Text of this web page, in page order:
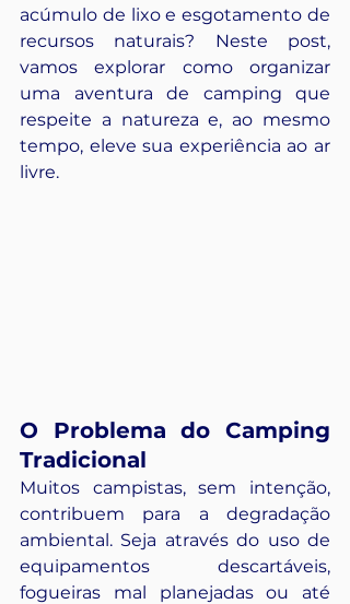
acúmulo de lixo e esgotamento de
recursos naturais? Neste post,
vamos explorar como organizar
uma aventura de camping que
respeite a natureza e, ao mesmo
tempo, eleve sua experiência ao ar
livre.
O Problema do Camping
Tradicional
Muitos campistas, sem intenção,
contribuem para a degradação
ambiental. Seja através do uso de
equipamentos descartáveis,
fogueiras mal planejadas ou até